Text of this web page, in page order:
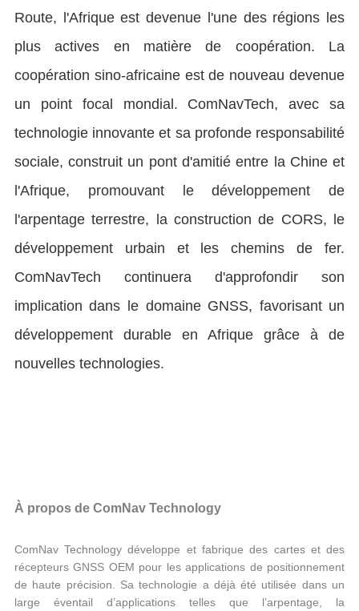
Route, l'Afrique est devenue l'une des régions les
plus actives en matière de coopération. La
coopération sino-africaine est de nouveau devenue
un point focal mondial. ComNavTech, avec sa
technologie innovante et sa profonde responsabilité
sociale, construit un pont d'amitié entre la Chine et
l'Afrique, promouvant le développement de
l'arpentage terrestre, la construction de CORS, le
développement urbain et les chemins de fer.
ComNavTech continuera d'approfondir son
implication dans le domaine GNSS, favorisant un
développement durable en Afrique grâce à de
nouvelles technologies.
À propos de ComNav Technology
ComNav Technology développe et fabrique des cartes et des
récepteurs GNSS OEM pour les applications de positionnement
de haute précision. Sa technologie a déjà été utilisée dans un
large éventail d’applications telles que l’arpentage, la